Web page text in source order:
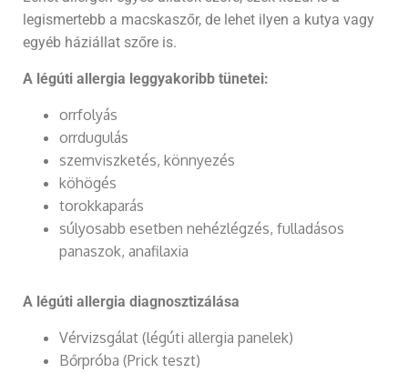
legismertebb a macskaszőr, de lehet ilyen a kutya vagy
egyéb háziállat szőre is.
A légúti allergia leggyakoribb tünetei:
orrfolyás
orrdugulás
szemviszketés, könnyezés
köhögés
torokkaparás
súlyosabb esetben nehézlégzés, fulladásos
panaszok, anafilaxia
A légúti allergia diagnosztizálása
Vérvizsgálat (légúti allergia panelek)
Bőrpróba (Prick teszt)